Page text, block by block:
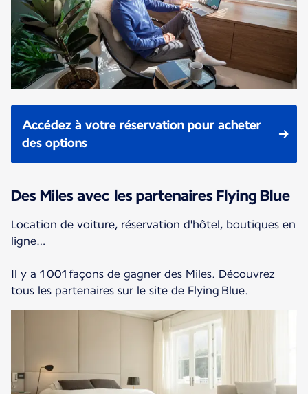
Accédez à votre réservation pour acheter
des options
Des Miles avec les partenaires Flying Blue
Location de voiture, réservation d'hôtel, boutiques en
ligne…
Il y a 1 001 façons de gagner des Miles. Découvrez
tous les partenaires sur le site de Flying Blue.